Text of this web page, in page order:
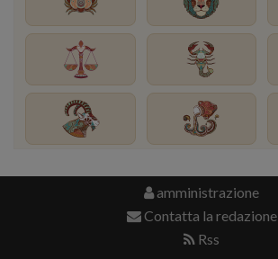
amministrazione
Contatta la redazione
Rss